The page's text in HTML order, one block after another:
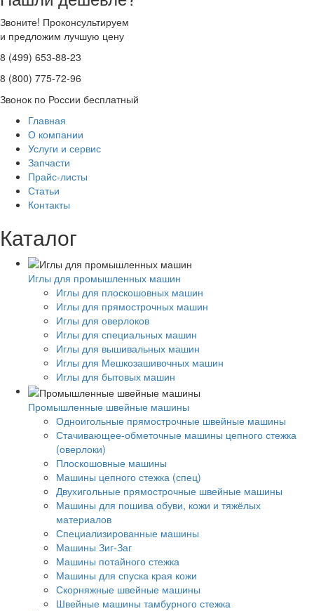
Звоните! Проконсультируем
и предложим лучшую цену
8 (499) 653-88-23
8 (800) 775-72-96
Звонок по России бесплатный
Главная
О компании
Услуги и сервис
Запчасти
Прайс-листы
Статьи
Контакты
Каталог
Иглы для промышленных машин
Иглы для плоскошовных машин
Иглы для прямострочных машин
Иглы для оверлоков
Иглы для специальных машин
Иглы для вышивальных машин
Иглы для Мешкозашивочных машин
Иглы для бытовых машин
Промышленные швейные машины
Одноигольные прямострочные швейные машины
Стачивающее-обметочные машины цепного стежка
(оверлоки)
Плоскошовные машины
Машины цепного стежка (спец)
Двухигольные прямострочные швейные машины
Машины для пошива обуви, кожи и тяжёлых
материалов
Специализированные машины
Машины Зиг-Заг
Машины потайного стежка
Машины для спуска края кожи
Скорняжные швейные машины
Швейные машины тамбурного стежка